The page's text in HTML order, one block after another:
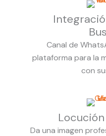
Canal de
plataforma para la
con
Da una imagen